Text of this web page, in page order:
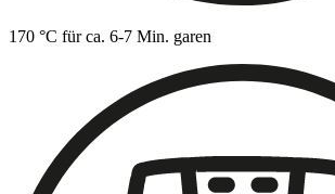
170 °C für ca. 6-7 Min. garen